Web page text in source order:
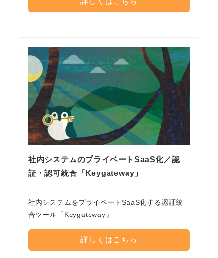
社内システムのプライベートSaaS化／認
証・認可統合「Keygateway」
社内システムをプライベートSaaS化する認証統
合ツール「Keygateway」
詳しくはこちら